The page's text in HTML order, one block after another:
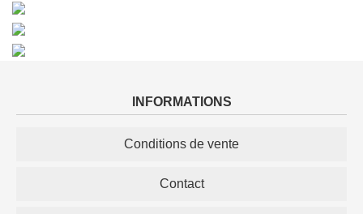
INFORMATIONS
Conditions de vente
Contact